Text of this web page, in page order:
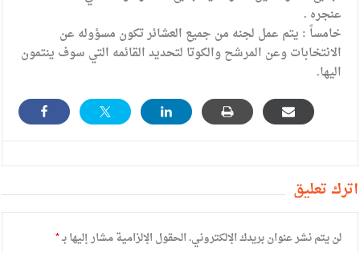
عنجره .
خامساً : يتم عمل لجنه من جميع العشائر تكون مسؤوله عن
الانتخابات وعن المرشح والكوتا لتحديد القائمه التي سوف ينتمون
اليها.
أترك تعليق
لن يتم نشر عنوان بريدك الإلكتروني.الحقول الإلزامية مشار إليها بـ*